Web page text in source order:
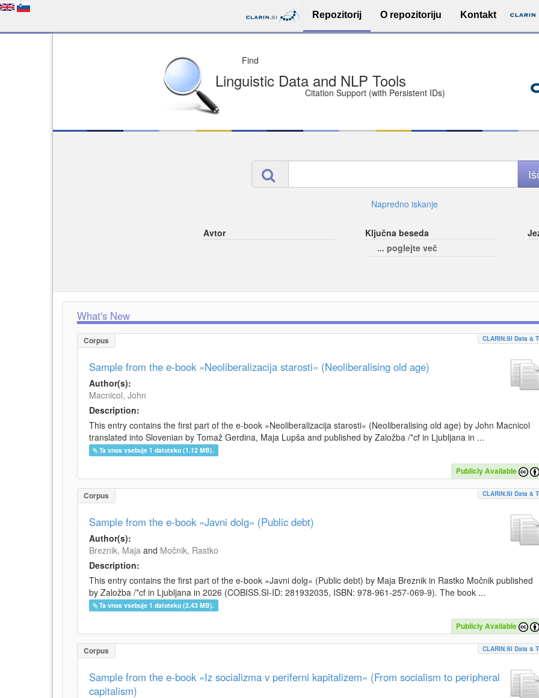
Repozitorij O repozitoriju Kontakt
Deposit Free and Safe
License of your Choice (Open licenses encouraged)
Easy to Find
Napredno iskanje
Avtor
Ključna beseda
... poglejte več
What's New
Corpus CLARIN.SI Data &
Sample from the e-book »Neoliberalizacija starosti« (Neoliberalising old age)
Author(s):
Macnicol, John
Description:
This entry contains the first part of the e-book »Neoliberalizacija starosti« (Neoliberalising old age) by John Macnicol
translated into Slovenian by Tomaž Gerdina, Maja Lupša and published by Založba /*cf in Ljubljana in ...
Ta vnos vsebuje 1 datoteko (1.12 MB).
Publicly Available
Corpus CLARIN.SI Data &
Sample from the e-book »Javni dolg« (Public debt)
Author(s):
Breznik, Maja and Močnik, Rastko
Description:
This entry contains the first part of the e-book »Javni dolg« (Public debt) by Maja Breznik in Rastko Močnik published
by Založba /*cf in Ljubljana in 2026 (COBISS.SI-ID: 281932035, ISBN: 978-961-257-069-9). The book ...
Ta vnos vsebuje 1 datoteko (2.43 MB).
Publicly Available
Corpus CLARIN.SI Data &
Sample from the e-book »Iz socializma v periferni kapitalizem« (From socialism to peripheral
capitalism)